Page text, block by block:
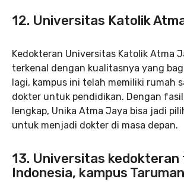
12. Universitas Katolik
Kedokteran Universitas Katolik Atma
terkenal dengan kualitasnya yang
lagi, kampus ini telah memiliki rumah
dokter untuk pendidikan. Dengan
lengkap, Unika Atma Jaya bisa jadi
untuk menjadi dokter di masa depan.
13. Universitas kedokteran
Indonesia, kampus